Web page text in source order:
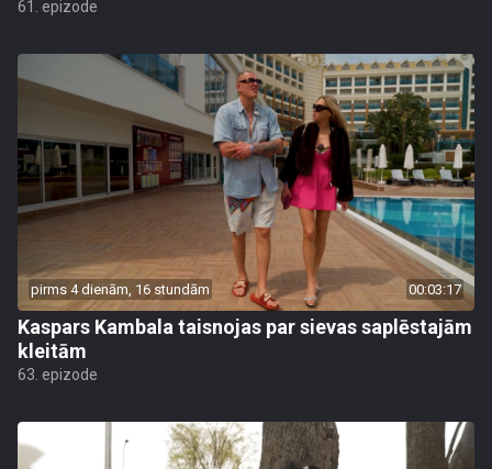
61. epizode
pirms 4 dienām, 16 stundām 00:03:17
Kaspars Kambala taisnojas par sievas saplēstajām
kleitām
63. epizode